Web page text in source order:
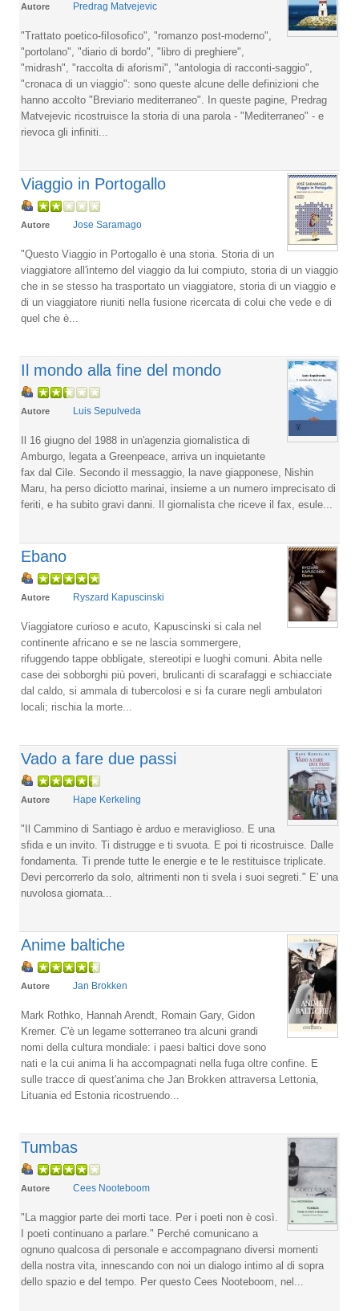
Autore Predrag Matvejevic
"Trattato poetico-fiIosofico", "romanzo post-moderno",
"portolano", "diario di bordo", "libro di preghiere",
"midrash", "raccolta di aforismi", "antologia di racconti-saggio",
"cronaca di un viaggio": sono queste alcune delle definizioni che
hanno accolto "Breviario mediterraneo". In queste pagine, Predrag
Matvejevic ricostruisce la storia di una parola - "Mediterraneo" - e
rievoca gli infiniti...
Viaggio in Portogallo
Autore Jose Saramago
"Questo Viaggio in Portogallo è una storia. Storia di un
viaggiatore all'interno del viaggio da lui compiuto, storia di un viaggio
che in se stesso ha trasportato un viaggiatore, storia di un viaggio e
di un viaggiatore riuniti nella fusione ricercata di colui che vede e di
quel che è...
Il mondo alla fine del mondo
Autore Luis Sepulveda
Il 16 giugno del 1988 in un'agenzia giornalistica di
Amburgo, legata a Greenpeace, arriva un inquietante
fax dal Cile. Secondo il messaggio, la nave giapponese, Nishin
Maru, ha perso diciotto marinai, insieme a un numero imprecisato di
feriti, e ha subito gravi danni. Il giornalista che riceve il fax, esule...
Ebano
Autore Ryszard Kapuscinski
Viaggiatore curioso e acuto, Kapuscinski si cala nel
continente africano e se ne lascia sommergere,
rifuggendo tappe obbligate, stereotipi e luoghi comuni. Abita nelle
case dei sobborghi più poveri, brulicanti di scarafaggi e schiacciate
dal caldo, si ammala di tubercolosi e si fa curare negli ambulatori
locali; rischia la morte...
Vado a fare due passi
Autore Hape Kerkeling
"Il Cammino di Santiago è arduo e meraviglioso. E una
sfida e un invito. Ti distrugge e ti svuota. E poi ti ricostruisce. Dalle
fondamenta. Ti prende tutte le energie e te le restituisce triplicate.
Devi percorrerlo da solo, altrimenti non ti svela i suoi segreti." E' una
nuvolosa giornata...
Anime baltiche
Autore Jan Brokken
Mark Rothko, Hannah Arendt, Romain Gary, Gidon
Kremer. C'è un legame sotterraneo tra alcuni grandi
nomi della cultura mondiale: i paesi baltici dove sono
nati e la cui anima li ha accompagnati nella fuga oltre confine. E
sulle tracce di quest'anima che Jan Brokken attraversa Lettonia,
Lituania ed Estonia ricostruendo...
Tumbas
Autore Cees Nooteboom
"La maggior parte dei morti tace. Per i poeti non è così.
I poeti continuano a parlare." Perché comunicano a
ognuno qualcosa di personale e accompagnano diversi momenti
della nostra vita, innescando con noi un dialogo intimo al di sopra
dello spazio e del tempo. Per questo Cees Nooteboom, nel...